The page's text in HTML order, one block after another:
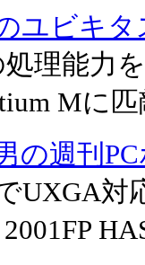
ユビキタ
処理能力
Mに
の週刊
UXGA対